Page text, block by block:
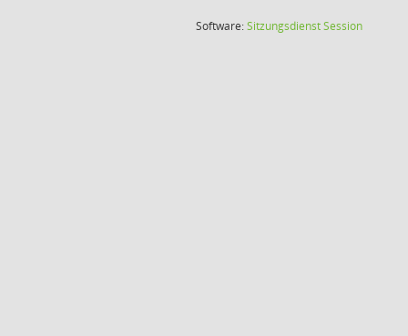
Software:SitzungsdienstSession(Wird in